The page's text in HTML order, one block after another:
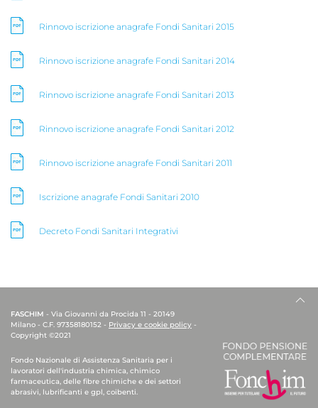
Rinnovo iscrizione anagrafe Fondi Sanitari 2015
Rinnovo iscrizione anagrafe Fondi Sanitari 2014
Rinnovo iscrizione anagrafe Fondi Sanitari 2013
Rinnovo iscrizione anagrafe Fondi Sanitari 2012
Rinnovo iscrizione anagrafe Fondi Sanitari 2011
Iscrizione anagrafe Fondi Sanitari 2010
Decreto Fondi Sanitari Integrativi
FASCHIM - Via Giovanni da Procida 11 - 20149
Milano - C.F. 97358180152 - Privacy e cookie policy -
Copyright ©2021
Fondo Nazionale di Assistenza Sanitaria per i
lavoratori dell'industria chimica, chimico
farmaceutica, delle fibre chimiche e dei settori
abrasivi, lubrificanti e gpl, coibenti.